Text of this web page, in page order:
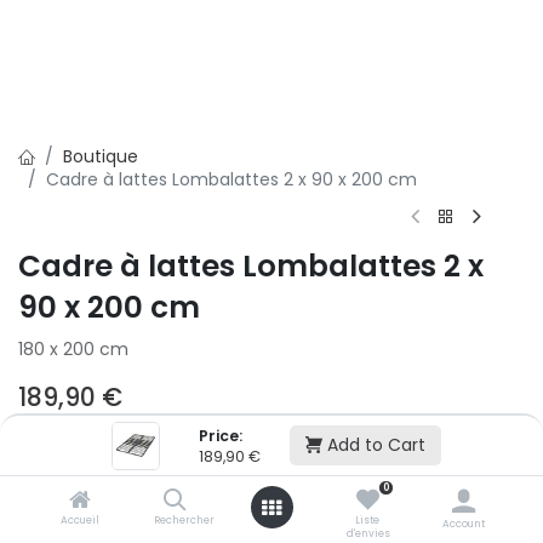
Price:
189,90 € Add to Cart
Accueil Rechercher
0
Liste
d'envies
Account
Boutique
Cadre à lattes Lombalattes 2 x 90 x 200 cm
Cadre à lattes Lombalattes 2 x
90 x 200 cm
180 x 200 cm
189,90 €
Ajouter au panier